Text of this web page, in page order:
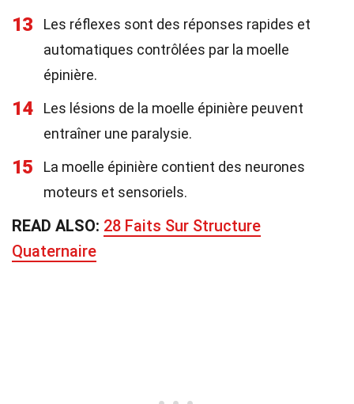
13
Les réflexes sont des réponses rapides et
automatiques contrôlées par la moelle
épinière.
14
Les lésions de la moelle épinière peuvent
entraîner une paralysie.
15
La moelle épinière contient des neurones
moteurs et sensoriels.
READ ALSO: 28 Faits Sur Structure
Quaternaire